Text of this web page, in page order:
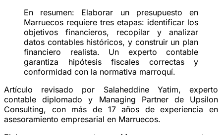
En resumen: Elaborar un presupuesto en
Marruecos requiere tres etapas: identificar los
objetivos financieros, recopilar y analizar
datos contables históricos, y construir un plan
financiero realista. Un experto contable
garantiza hipótesis fiscales correctas y
conformidad con la normativa marroquí.
Artículo revisado por Salaheddine Yatim, experto
contable diplomado y Managing Partner de Upsilon
Consulting, con más de 17 años de experiencia en
asesoramiento empresarial en Marruecos.